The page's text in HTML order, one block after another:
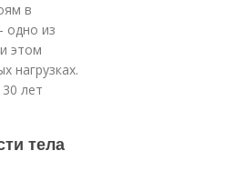
в
одно из
этом
нагрузках.
лет
тела